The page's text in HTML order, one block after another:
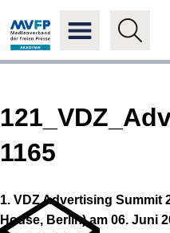
1165
1. VDZ Advertising Summit
House, Berlin) am 06. Juni